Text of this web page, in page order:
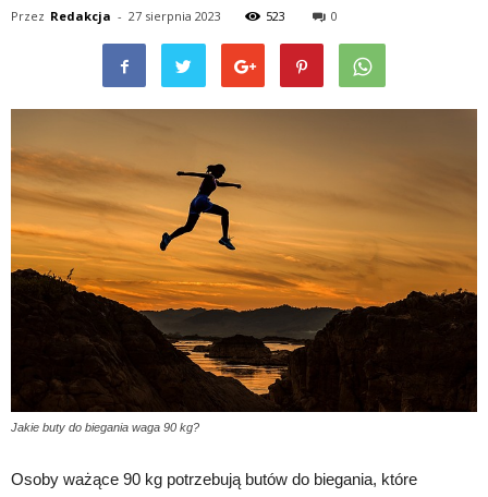
Przez Redakcja - 27 sierpnia 2023 523 0
Jakie buty do biegania waga 90 kg?
Osoby ważące 90 kg potrzebują butów do biegania, które